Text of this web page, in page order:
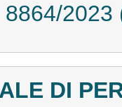
2023
DI